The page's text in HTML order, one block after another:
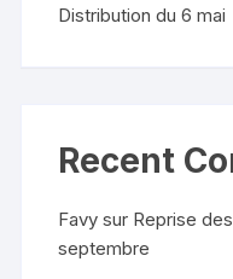
Distribution du 6 mai
Recent
Favy sur Reprise
septembre